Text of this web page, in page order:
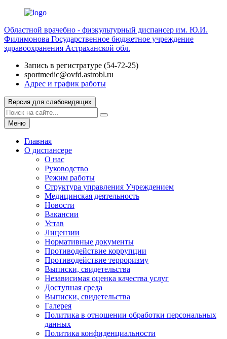
Областной врачебно - физкультурный диспансер им. Ю.И.
Филимонова Государственное бюджетное учреждение
здравоохранения Астраханской обл.
Запись в регистратуре (54-72-25)
sportmedic@ovfd.astrobl.ru
Адрес и график работы
Версия для слабовидящих
Меню
Главная
О диспансере
О нас
Руководство
Режим работы
Структура управления Учреждением
Медицинская деятельность
Новости
Вакансии
Устав
Лицензии
Нормативные документы
Противодействие коррупции
Противодействие терроризму
Выписки, свидетельства
Независимая оценка качества услуг
Доступная среда
Выписки, свидетельства
Галерея
Политика в отношении обработки персональных
данных
Политика конфиденциальности